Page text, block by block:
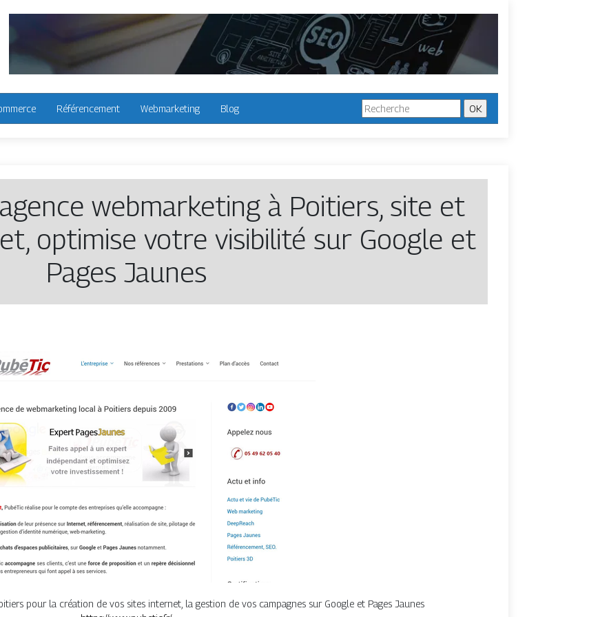
Référencement Webmarketing Blog
web­mar­ke­ting à Poitiers, site et
optimise votre visibilité sur Google et
Pages Jaunes
pour la création de vos sites internet, la gestion de vos campagnes sur Google et Pages Jaunes